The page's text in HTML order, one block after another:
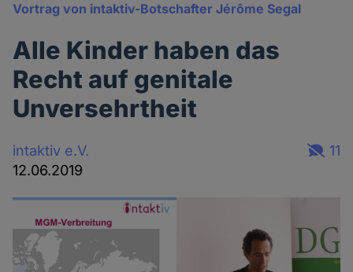
Vortrag von intaktiv-Botschafter Jérôme Segal
Alle Kinder haben das
Recht auf genitale
Unversehrtheit
intaktiv e.V.
12.06.2019
11